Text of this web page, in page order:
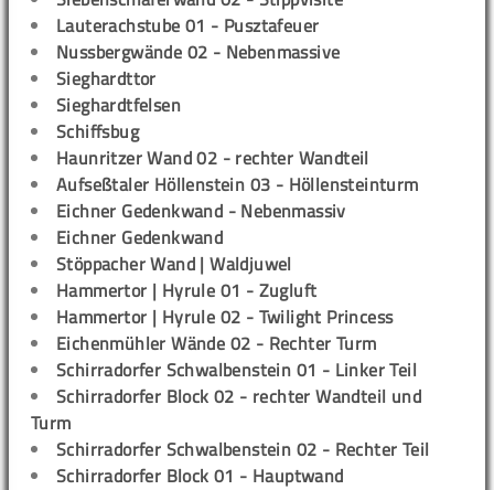
Lauterachstube 01 - Pusztafeuer
Nussbergwände 02 - Nebenmassive
Sieghardttor
Sieghardtfelsen
Schiffsbug
Haunritzer Wand 02 - rechter Wandteil
Aufseßtaler Höllenstein 03 - Höllensteinturm
Eichner Gedenkwand - Nebenmassiv
Eichner Gedenkwand
Stöppacher Wand | Waldjuwel
Hammertor | Hyrule 01 - Zugluft
Hammertor | Hyrule 02 - Twilight Princess
Eichenmühler Wände 02 - Rechter Turm
Schirradorfer Schwalbenstein 01 - Linker Teil
Schirradorfer Block 02 - rechter Wandteil und
Turm
Schirradorfer Schwalbenstein 02 - Rechter Teil
Schirradorfer Block 01 - Hauptwand